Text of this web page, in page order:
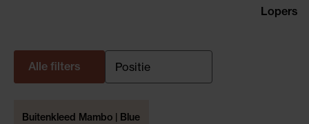
Lopers
Alle filters
OOK VOOR BUITEN
Buitenkleed Mambo | Blue